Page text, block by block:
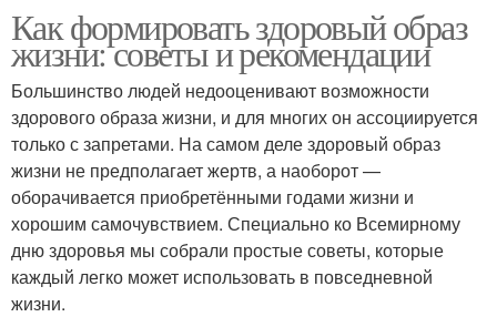
Как формировать здоровый образ
жизни: советы и рекомендации
Большинство людей недооценивают возможности
здорового образа жизни, и для многих он ассоциируется
только с запретами. На самом деле здоровый образ
жизни не предполагает жертв, а наоборот —
оборачивается приобретёнными годами жизни и
хорошим самочувствием. Специально ко Всемирному
дню здоровья мы собрали простые советы, которые
каждый легко может использовать в повседневной
жизни.